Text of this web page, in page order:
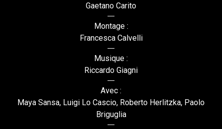
Gaetano Carito
Montage :
Francesca Calvelli
Musique :
Riccardo Giagni
Avec :
Maya Sansa, Luigi Lo Cascio, Roberto Herlitzka, Paolo
Briguglia